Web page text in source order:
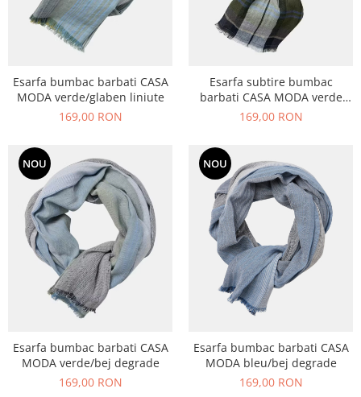
Esarfa bumbac barbati CASA
MODA verde/glaben liniute
169,00 RON
Esarfa subtire bumbac
barbati CASA MODA verde
/bleumarin carouri
169,00 RON
NOU
Esarfa bumbac barbati CASA
MODA verde/bej degrade
169,00 RON
NOU
Esarfa bumbac barbati CASA
MODA bleu/bej degrade
169,00 RON